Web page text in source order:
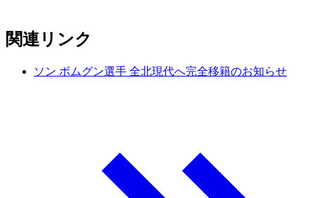
関連リンク
ソン ボムグン選手 全北現代へ完全移籍のお知らせ